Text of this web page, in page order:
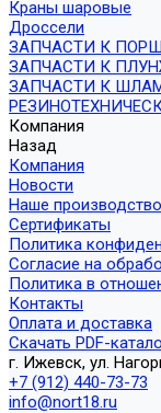
Краны шаровые
Дроссели
ЗАПЧАСТИ К
ЗАПЧАСТИ К
ЗАПЧАСТИ К
Компания
Назад
Компания
Новости
Наше производство
Сертификаты
Политика
Согласие на
Политика в
Контакты
Оплата и доставка
Скачать PDF-
г. Ижевск, ул.
+7 (912) 440-73-73
info@nort18.ru